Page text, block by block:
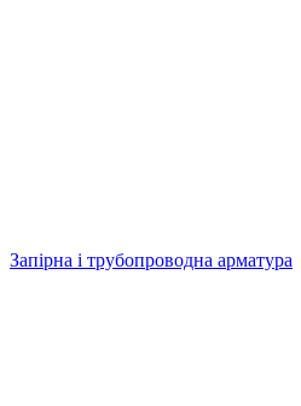
Запірна і трубопроводна арматура